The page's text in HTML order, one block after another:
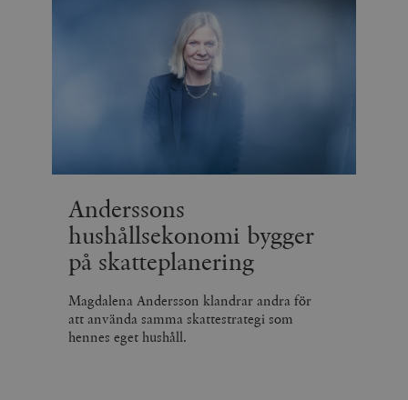
Anderssons
hushållsekonomi bygger
på skatteplanering
Magdalena Andersson klandrar andra för
att använda samma skattestrategi som
hennes eget hushåll.